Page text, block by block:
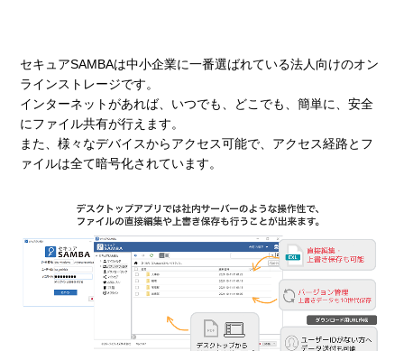
セキュアSAMBAは中小企業に一番選ばれている法人向けのオン
ラインストレージです。
インターネットがあれば、いつでも、どこでも、簡単に、安全
にファイル共有が行えます。
また、様々なデバイスからアクセス可能で、アクセス経路とフ
ァイルは全て暗号化されています。